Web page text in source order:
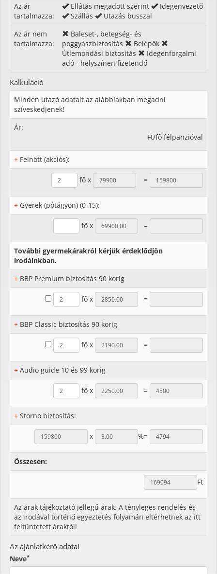
Az ár
tartalmazza:
Ellátás megadott szerint
Idegenvezető
Szállás
Utazás busszal
Az ár nem
tartalmazza:
Baleset-, betegség- és
poggyászbiztosítás
Belépők
Útlemondási biztosítás
Idegenforgalmi
adó - helyszínen fizetendő
Kalkuláció
Minden utazó adatait az alábbiakban megadni
szíveskedjenek!
Ár:
Ft/fő félpanzióval
+ Felnőtt (akciós):
fő x =
+ Gyerek (pótágyon) (0-15):
fő x =
További gyermekárakról kérjük érdeklődjön
irodáinkban.
+
BBP Premium biztosítás 90 korig
fő x =
+ BBP Classic biztosítás 90 korig
fő x =
+ Audio guide 10 és 99 korig
fő x =
+ Storno biztosítás:
x %=
Összesen:
Ft
Az árak tájékoztató jellegű árak. A tényleges rendelés és
az irodával történő egyeztetés folyamán eltérhetnek az itt
feltüntetett áraktól!
Az ajánlatkérő adatai
Neve*